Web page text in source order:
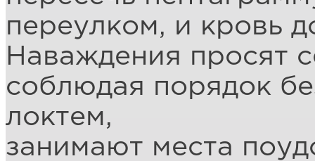
переулком, и кровь
Наваждения просят
соблюдая порядок
локтем,
занимают места